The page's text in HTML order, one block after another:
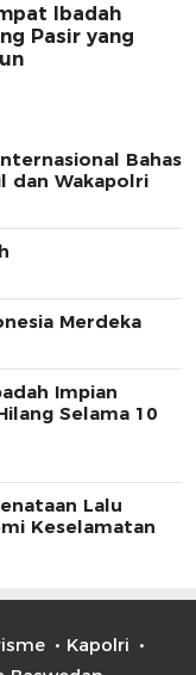
Ibadah
Pasir yang
Bahas
dan Wakapolri
Merdeka
Impian
Selama 10
Lalu
Keselamatan
Kapolri